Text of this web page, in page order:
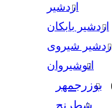
اردشیر
اردشیر بابکان
اردشیر شیروی
انوشیروان
بوزرجمهر
شطرنج